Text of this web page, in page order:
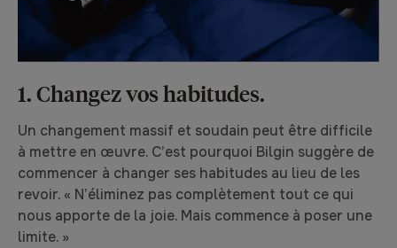
1. Changez vos habitudes.
Un changement massif et soudain peut être difficile
à mettre en œuvre. C’est pourquoi Bilgin suggère de
commencer à changer ses habitudes au lieu de les
revoir. « N’éliminez pas complètement tout ce qui
nous apporte de la joie. Mais commence à poser une
limite. »